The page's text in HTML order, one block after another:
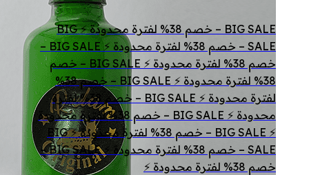
BIG SALE – خصم 38% لفترة محدودة ⚡ BIG
SALE – خصم 38% لفترة محدودة ⚡ BIG SALE –
خصم 38% لفترة محدودة ⚡ BIG SALE – خصم
38% لفترة محدودة ⚡ BIG SALE – خصم 38%
لفترة محدودة ⚡ BIG SALE – خصم 38% لفترة
محدودة ⚡ BIG SALE – خصم 38% لفترة محدودة
⚡ BIG SALE – خصم 38% لفترة محدودة ⚡ BIG
SALE – خصم 38% لفترة محدودة ⚡ BIG SALE –
خصم 38% لفترة محدودة ⚡